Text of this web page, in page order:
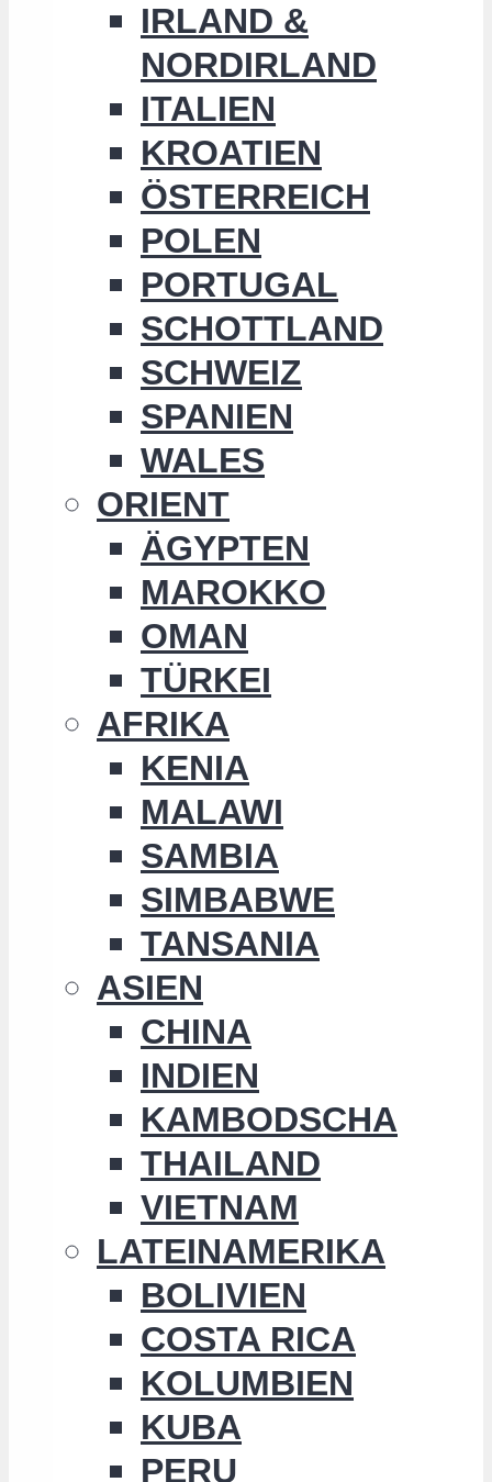
IRLAND &
NORDIRLAND
ITALIEN
KROATIEN
ÖSTERREICH
POLEN
PORTUGAL
SCHOTTLAND
SCHWEIZ
SPANIEN
WALES
ORIENT
ÄGYPTEN
MAROKKO
OMAN
TÜRKEI
AFRIKA
KENIA
MALAWI
SAMBIA
SIMBABWE
TANSANIA
ASIEN
CHINA
INDIEN
KAMBODSCHA
THAILAND
VIETNAM
LATEINAMERIKA
BOLIVIEN
COSTA RICA
KOLUMBIEN
KUBA
PERU